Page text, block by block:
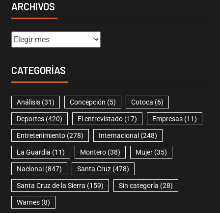
ARCHIVOS
CATEGORÍAS
Análisis(31) Concepción (5) Cotoca (6)
Deportes(420) El entrevistado(17) Empresas(11)
Entretenimiento(278) Internacional (248)
La Guardia (11) Montero(38) Mujer(35)
Nacional (847) Santa Cruz(478)
Santa Cruz de la Sierra (159) Sin categoría (28)
Warnes(8)